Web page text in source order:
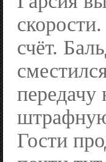
счёт.
Гости